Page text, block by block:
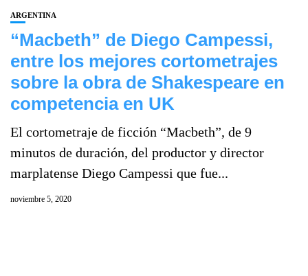
ARGENTINA
“Macbeth” de Diego Campessi,
entre los mejores cortometrajes
sobre la obra de Shakespeare en
competencia en UK
El cortometraje de ficción “Macbeth”, de 9
minutos de duración, del productor y director
marplatense Diego Campessi que fue...
noviembre 5, 2020